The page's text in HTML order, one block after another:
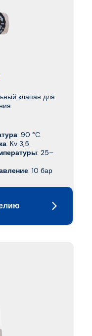
клапан для
: 90 °C.
: Kv 3,5.
: 25–
: 10 бар